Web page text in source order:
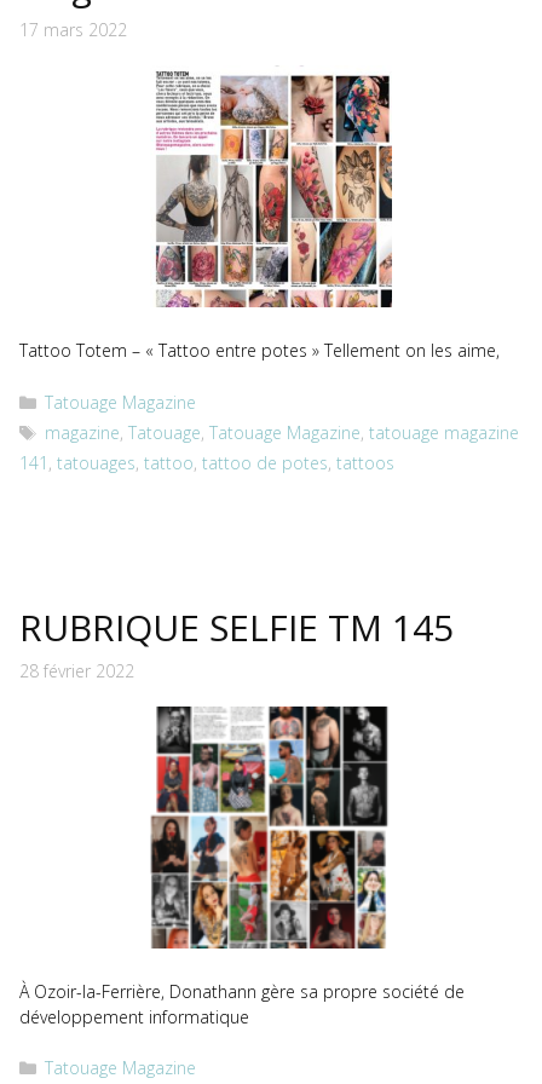
17 mars 2022
Tattoo Totem – « Tattoo entre potes » Tellement on les aime,
Catégories
Tatouage Magazine
Étiquettes
magazine,Tatouage,Tatouage Magazine,tatouage magazine
141 , tatouages, tattoo, tattoo de potes, tattoos
RUBRIQUE SELFIE TM 145
28 février 2022
À Ozoir-la-Ferrière, Donathann gère sa propre société de
développement informatique
Catégories
Tatouage Magazine